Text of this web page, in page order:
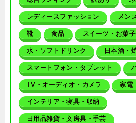
レディースファッション メン
靴 食品 スイーツ・お菓子
水・ソフトドリンク 日本酒・
スマートフォン・タブレット
TV・オーディオ・カメラ 家電
インテリア・寝具・収納
日用品雑貨・文房具・手芸